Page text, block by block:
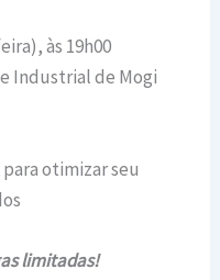
às 19h00
Industrial de Mogi
otimizar seu
limitadas!